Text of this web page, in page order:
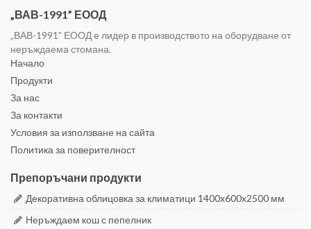
„ВАВ-1991” ЕООД
„ВАВ-1991” ЕООД е лидер в производството на оборудване от
неръждаема стомана.
Начало
Продукти
За нас
За контакти
Условия за използване на сайта
Политика за поверителност
Препоръчани продукти
Декоративна облицовка за климатици 1400x600x2500 мм
Неръждаем кош с пепелник